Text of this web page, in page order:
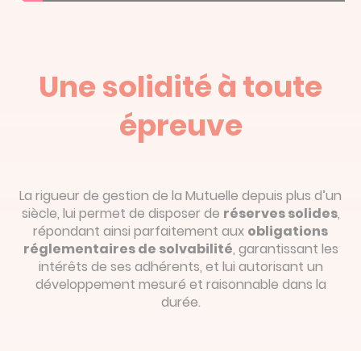
Une solidité à toute
épreuve
La rigueur de gestion de la Mutuelle depuis plus d’un
siècle, lui permet de disposer de réserves solides,
répondant ainsi parfaitement aux obligations
réglementaires de solvabilité, garantissant les
intérêts de ses adhérents, et lui autorisant un
développement mesuré et raisonnable dans la
durée.